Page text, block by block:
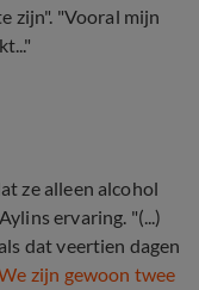
zijn". "Vooral mijn
Island-ophef
ze alleen alcohol
ervaring. "(...)
dat veertien dagen
zijn gewoon twee